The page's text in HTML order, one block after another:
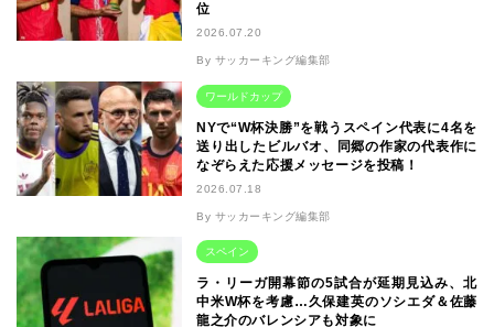
位
2026.07.20
By サッカーキング編集部
ワールドカップ
NYで“W杯決勝”を戦うスペイン代表に4名を
送り出したビルバオ、同郷の作家の代表作に
なぞらえた応援メッセージを投稿！
2026.07.18
By サッカーキング編集部
スペイン
ラ・リーガ開幕節の5試合が延期見込み、北
中米W杯を考慮…久保建英のソシエダ＆佐藤
龍之介のバレンシアも対象に